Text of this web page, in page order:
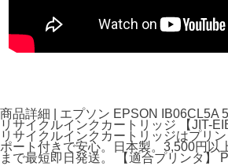
商品詳細 | エプソン EPSON IB06CL5A
リサイクルインクカートリッジ 【JIT-
リサイクルインクカートリッジはプリ
ポート付きで安心。日本製。3,500円以
まで最短即日発送。 【適合プリンタ】